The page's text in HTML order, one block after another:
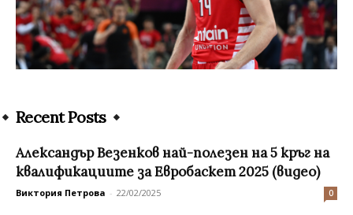
Recent Posts
Александър Везенков най-полезен на 5 кръг на
квалификациите за Евробаскет 2025 (видео)
Виктория Петрова - 22/02/2025 0